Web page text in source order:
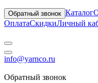
Обратный звонок Каталог
ОплатаСкидкиЛичный
info@yarnco.ru
Обратный звонок